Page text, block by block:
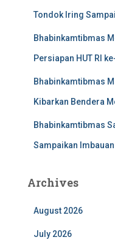
Tondok Iring
Bhabinkamtibmas
Persiapan HUT RI
Bhabinkamtibmas
Kibarkan Bendera
Bhabinkamtibmas
Sampaikan
Archives
August 2026
July 2026